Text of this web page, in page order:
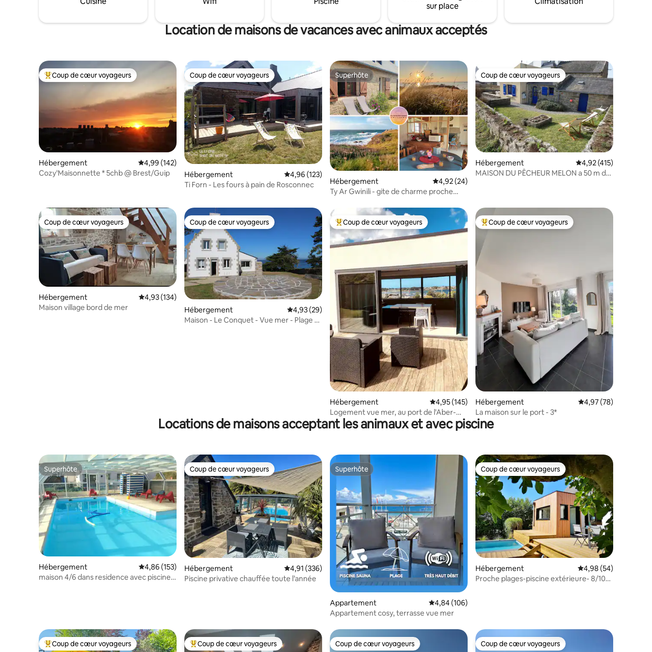
sur place
Location de maisons de vacances avec animaux acceptés
Coups de cœur voyageurs les plus appréciés
Coup de cœur voyageurs
Hébergement Évaluation moyenne sur la base de 142 commentaires : 4,99 sur 5
4,99 (142)
Cozy'Maisonnette * 5chb @ Brest/Guip
Coup de cœur voyageurs
Coup de cœur voyageurs
Hébergement Évaluation moyenne sur la base de 123 commentaires : 4,96 sur 5
4,96 (123)
Ti Forn - Les fours à pain de Rosconnec
Superhôte
Superhôte
Hébergement Évaluation moyenne sur la base de 24 commentaires : 4,92 sur 5
4,92 (24)
Ty Ar Gwinili - gite de charme proche
Coup de cœur voyageurs
Coup de cœur voyageurs
Hébergement Évaluation moyenne
4,92 (415)
MAISON DU PÊCHEUR MELON a 50 m de
Coup de cœur voyageurs
Coup de cœur voyageurs
Hébergement Évaluation moyenne sur la base de 134 commentaires : 4,93 sur 5
4,93 (134)
Maison village bord de mer
Coup de cœur voyageurs
Coup de cœur voyageurs
Hébergement Évaluation moyenne sur la base de 29 commentaires : 4,93 sur 5
4,93 (29)
Maison - Le Conquet - Vue mer - Plage à
Coups de cœur voyageurs les plus appréciés
Coup de cœur voyageurs
Hébergement Évaluation moyenne sur la base de 145 commentaires : 4,95 sur 5
4,95 (145)
Logement vue mer, au port de l'Aber-
Wrac'h
Coups de cœur voyageurs les plus appréciés
Coup de cœur voyageurs
Hébergement Évaluation moyenne
4,97 (78)
La maison sur le port - 3*
Locations de maisons acceptant les animaux et avec piscine
Superhôte
Superhôte
Hébergement Évaluation moyenne sur la base de 153 commentaires : 4,86 sur 5
4,86 (153)
maison 4/6 dans residence avec piscine.
Coup de cœur voyageurs
Coup de cœur voyageurs
Hébergement Évaluation moyenne sur la base de 336 commentaires : 4,91 sur 5
4,91 (336)
Piscine privative chauffée toute l’année
Superhôte
Superhôte
Appartement Évaluation moyenne sur la base de 106 commentaires : 4,84 sur 5
4,84 (106)
Appartement cosy, terrasse vue mer
Coup de cœur voyageurs
Coup de cœur voyageurs
Hébergement Évaluation moyenne
4,98 (54)
Proche plages-piscine extérieure- 8/10
Coups de cœur voyageurs les plus appréciés
Coup de cœur voyageurs Coups de cœur voyageurs les plus appréciés
Coup de cœur voyageurs Coup de cœur voyageurs
Coup de cœur voyageurs Coup de cœur voyageurs
Coup de cœur voyageurs